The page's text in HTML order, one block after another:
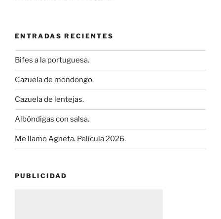
ENTRADAS RECIENTES
Bifes a la portuguesa.
Cazuela de mondongo.
Cazuela de lentejas.
Albóndigas con salsa.
Me llamo Agneta. Película 2026.
PUBLICIDAD